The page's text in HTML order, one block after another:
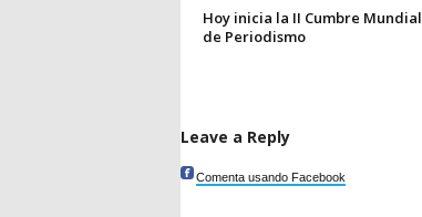
Hoy inicia la II Cumbre Mundial
de Periodismo
Leave a Reply
Comenta usando Facebook